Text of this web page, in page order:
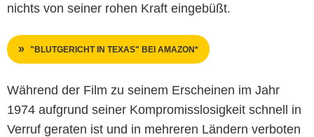
nichts von seiner rohen Kraft eingebüßt.
"BLUTGERICHT IN TEXAS" BEI AMAZON*
Während der Film zu seinem Erscheinen im Jahr
1974 aufgrund seiner Kompromisslosigkeit schnell in
Verruf geraten ist und in mehreren Ländern verboten